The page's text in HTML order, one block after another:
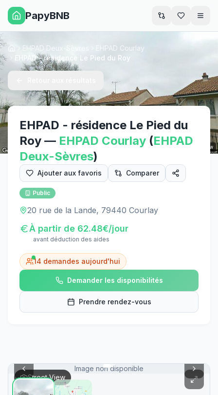
PapyBNB
Street View
AccueilEHPAD Deux-Sèvres
EHPAD Courlay
EHPAD - résidence Le Pied du Roy
EHPAD - résidence Le Pied du
Roy — EHPAD Courlay (EHPAD
Deux-Sèvres)
Ajouter aux favoris Comparer
Public
20 rue de la Lande, 79440 Courlay
À partir de 62.48€/jour
avant déduction des aides
14 demandes aujourd'hui
Demander les disponibilités
Prendre rendez-vous
Image non disponible
Street View